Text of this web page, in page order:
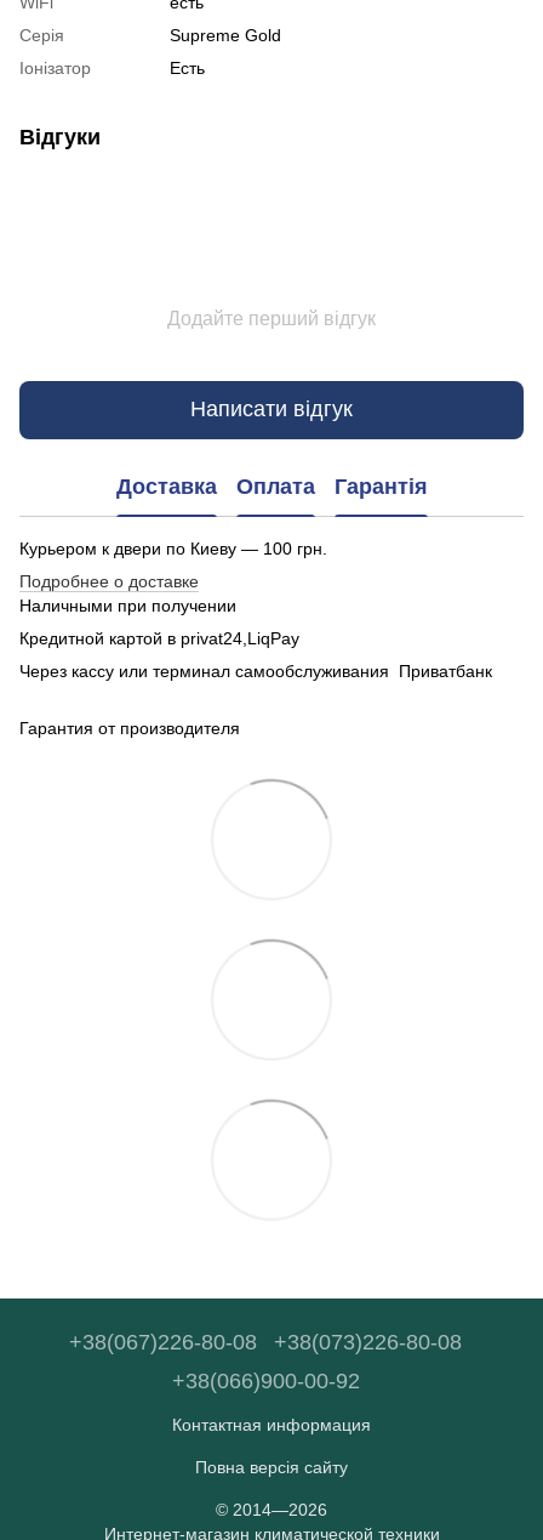
Серія
Supreme Gold
Іонізатор
Есть
Відгуки
Додайте перший відгук
Написати відгук
Доставка Оплата Гарантія
Курьером к двери по Киеву — 100 грн.
Подробнее о доставке
Наличными при получении
Кредитной картой в privat24,LiqPay
Через кассу или терминал самообслуживания Приватбанк
Гарантия от производителя
+38(067)226-80-08
+38(073)226-80-08
+38(066)900-00-92
Контактная информация
Повна версія сайту
© 2014—2026
Интернет-магазин климатической техники